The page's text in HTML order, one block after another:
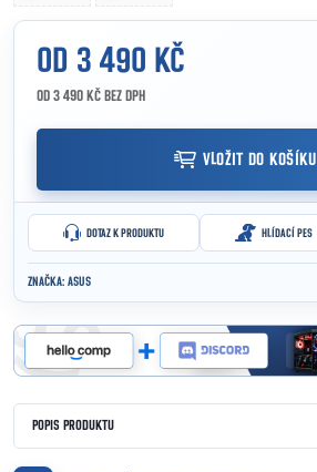
OD 3 490 KČ
OD 3 490 KČ BEZ DPH
VLOŽIT DO KOŠÍKU
DOTAZ K PRODUKTU HLÍDACÍ PES
ZNAČKA: ASUS
POPIS PRODUKTU